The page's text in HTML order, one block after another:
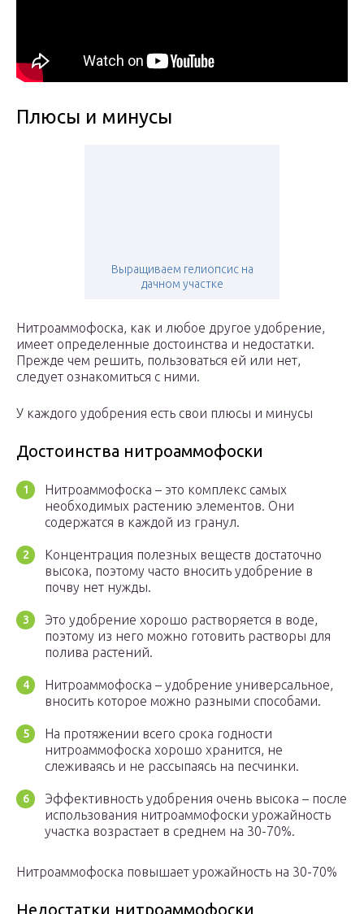
Плюсы и минусы
Выращиваем гелиопсис на
дачном участке
Нитроаммофоска, как и любое другое удобрение,
имеет определенные достоинства и недостатки.
Прежде чем решить, пользоваться ей или нет,
следует ознакомиться с ними.
У каждого удобрения есть свои плюсы и минусы
Достоинства нитроаммофоски
Нитроаммофоска – это комплекс самых
необходимых растению элементов. Они
содержатся в каждой из гранул.
Концентрация полезных веществ достаточно
высока, поэтому часто вносить удобрение в
почву нет нужды.
Это удобрение хорошо растворяется в воде,
поэтому из него можно готовить растворы для
полива растений.
Нитроаммофоска – удобрение универсальное,
вносить которое можно разными способами.
На протяжении всего срока годности
нитроаммофоска хорошо хранится, не
слеживаясь и не рассыпаясь на песчинки.
Эффективность удобрения очень высока – после
использования нитроаммофоски урожайность
участка возрастает в среднем на 30-70%.
Нитроаммофоска повышает урожайность на 30-70%
Недостатки нитроаммофоски